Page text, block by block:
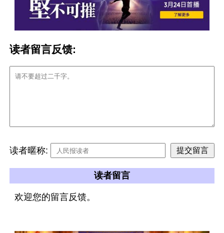
读者留言反馈:
读者暱称:
读者留言
欢迎您的留言反馈。